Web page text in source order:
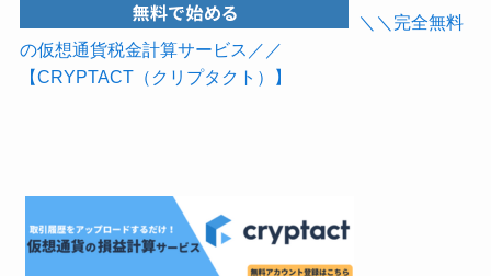
＼＼完全無料
の仮想通貨税金計算サービス／／
【CRYPTACT（クリプタクト）】